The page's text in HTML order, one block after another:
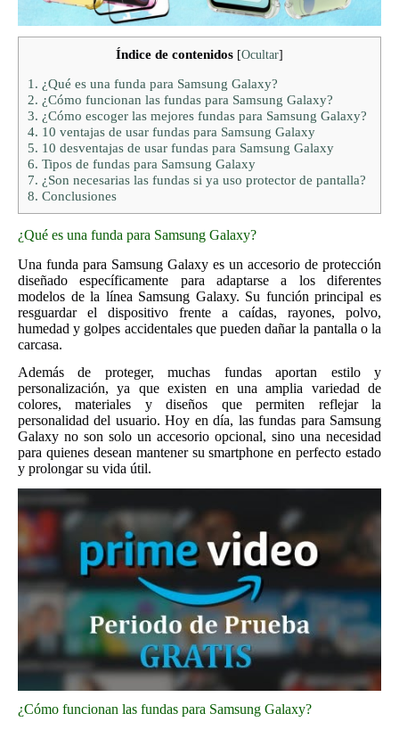
Índice de contenidos [Ocultar]
1. ¿Qué es una funda para Samsung Galaxy?
2. ¿Cómo funcionan las fundas para Samsung Galaxy?
3. ¿Cómo escoger las mejores fundas para Samsung Galaxy?
4. 10 ventajas de usar fundas para Samsung Galaxy
5. 10 desventajas de usar fundas para Samsung Galaxy
6. Tipos de fundas para Samsung Galaxy
7. ¿Son necesarias las fundas si ya uso protector de pantalla?
8. Conclusiones
¿Qué es una funda para Samsung Galaxy?
Una funda para Samsung Galaxy es un accesorio de protección
diseñado específicamente para adaptarse a los diferentes
modelos de la línea Samsung Galaxy. Su función principal es
resguardar el dispositivo frente a caídas, rayones, polvo,
humedad y golpes accidentales que pueden dañar la pantalla o la
carcasa.
Además de proteger, muchas fundas aportan estilo y
personalización, ya que existen en una amplia variedad de
colores, materiales y diseños que permiten reflejar la
personalidad del usuario. Hoy en día, las fundas para Samsung
Galaxy no son solo un accesorio opcional, sino una necesidad
para quienes desean mantener su smartphone en perfecto estado
y prolongar su vida útil.
¿Cómo funcionan las fundas para Samsung Galaxy?